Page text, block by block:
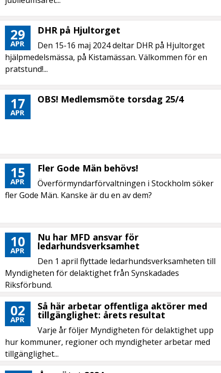
29
APR
DHR på Hjultorget
Den 15-16 maj 2024 deltar DHR på Hjultorget
hjälpmedelsmässa, på Kistamässan. Välkommen för en
pratstund!...
17
APR
OBS! Medlemsmöte torsdag 25/4
15
APR
Fler Gode Män behövs!
Överförmyndarförvaltningen i Stockholm söker
fler Gode Män. Kanske är du en av dem?
10
APR
Nu har MFD ansvar för
ledarhundsverksamhet
Den 1 april flyttade ledarhundsverksamheten till
Myndigheten för delaktighet från Synskadades
Riksförbund.
02
APR
Så här arbetar offentliga aktörer med
tillgänglighet: årets resultat
Varje år följer Myndigheten för delaktighet upp
hur kommuner, regioner och myndigheter arbetar med
tillgänglighet...